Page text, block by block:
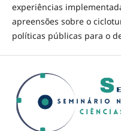
experiências
apreensões sobre o
políticas públicas para o